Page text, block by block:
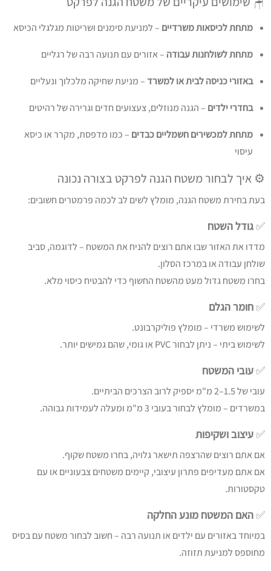
מתחת לכיסאות משרדיים – למניעת סימנים ושריטות מגלגלי הכיסא
מתחת לשולחנות עבודה – אזורים עם תנועה רבה של רגליים
באזורי כניסה לבית או למשרד– מניעת שחיקה מלכלוך ונעליים
בחדרי ילדים – הגנה מנוזלים, צעצועים חדים וגרירה של רהיטים
מתחת למכשירים חשמליים כבדים – כמו מדפסת, מקרר או כיסא
עיסוי
⚙️ איך לבחור משטח הגנה לפרקט בצורה נכונה
בעת בחירת משטח הגנה, מומלץ לשים לב לכמה פרמטרים חשובים:
✅גודל השטח
מדדו את האזור שבו אתם רוצים להניח את המשטח – לדוגמה, סביב
שולחן עבודה או במרכז הסלון.
בחרו משטח גדול מעט מהשטח החשוף כדי להבטיח כיסוי מלא.
✅חומר הגלם
לשימוש משרדי – מומלץ פוליקרבונט.
לשימוש ביתי – ניתן לבחור PVC או גומי, שהם גמישים יותר.
✅עובי המשטח
עובי של 1.5–2 מ"מ יספיק לרוב הצרכים הביתיים.
במשרדים – מומלץ לבחור בעובי 3 מ"מ ומעלה לעמידות גבוהה.
✅עיצוב ושקיפות
אם אתם רוצים שהרצפה תישאר גלויה, בחרו משטח שקוף.
אם אתם מעדיפים פתרון עיצובי, קיימים משטחים צבעוניים או עם
טקסטורות.
✅האם המשטח מונע החלקה
במיוחד באזורים עם ילדים או תנועה רבה – חשוב לבחור משטח עם בסיס
מחוספס למניעת תזוזה.